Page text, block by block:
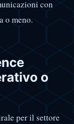
con
o meno.
o
per il settore